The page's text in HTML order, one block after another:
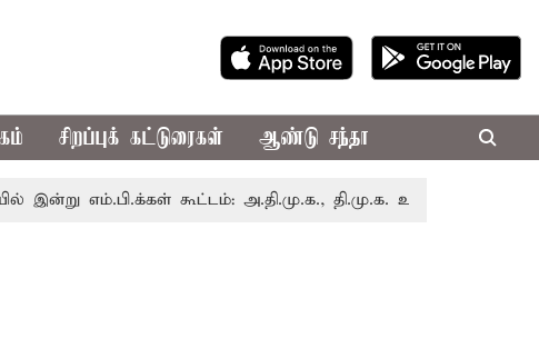
சிறப்புக் கட்டுரைகள் ஆண்டு சந்தா
கூட்டம்: அ.தி.மு.க., தி.மு.க. உள்ளிட்ட எதிர்க்கட்சிகள்